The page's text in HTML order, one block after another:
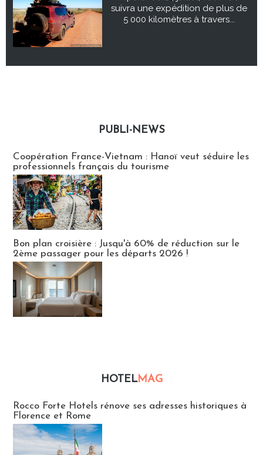
suivra une expédition de plus de
5 000 kilomètres à travers...
PUBLI-NEWS
Coopération France-Vietnam : Hanoï veut séduire les
professionnels français du tourisme
Bon plan croisière : Jusqu'à 60% de réduction sur le
2ème passager pour les départs 2026 !
HOTELMAG
Rocco Forte Hotels rénove ses adresses historiques à
Florence et Rome